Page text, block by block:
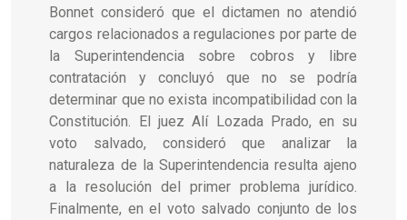
Bonnet consideró que el dictamen no atendió
cargos relacionados a regulaciones por parte de
la Superintendencia sobre cobros y libre
contratación y concluyó que no se podría
determinar que no exista incompatibilidad con la
Constitución. El juez Alí Lozada Prado, en su
voto salvado, consideró que analizar la
naturaleza de la Superintendencia resulta ajeno
a la resolución del primer problema jurídico.
Finalmente, en el voto salvado conjunto de los